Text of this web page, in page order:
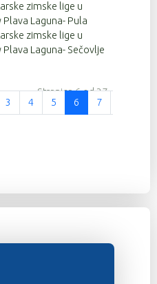
zimske lige u
Laguna- Pula
zimske lige u
Laguna- Sečovlje
Stranica 6 od 37
3 4 5 6 7